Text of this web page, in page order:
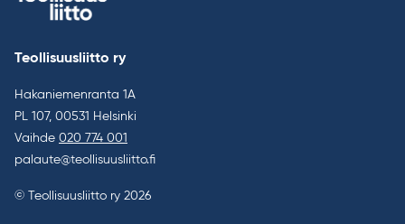
Teollisuusliitto ry
Hakaniemenranta 1A
PL 107, 00531 Helsinki
Vaihde 020 774 001
palaute@teollisuusliitto.fi
© Teollisuusliitto ry 2026